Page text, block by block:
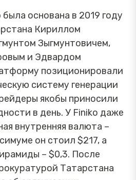
основана в 2019 году
Кириллом
Зыгмунтовичем,
и Эдвардом
позиционировали
систему генерации
якобы приносили
в день. У Finiko даже
внутренняя валюта –
он стоил $217, а
– $0,3. После
Татарстана